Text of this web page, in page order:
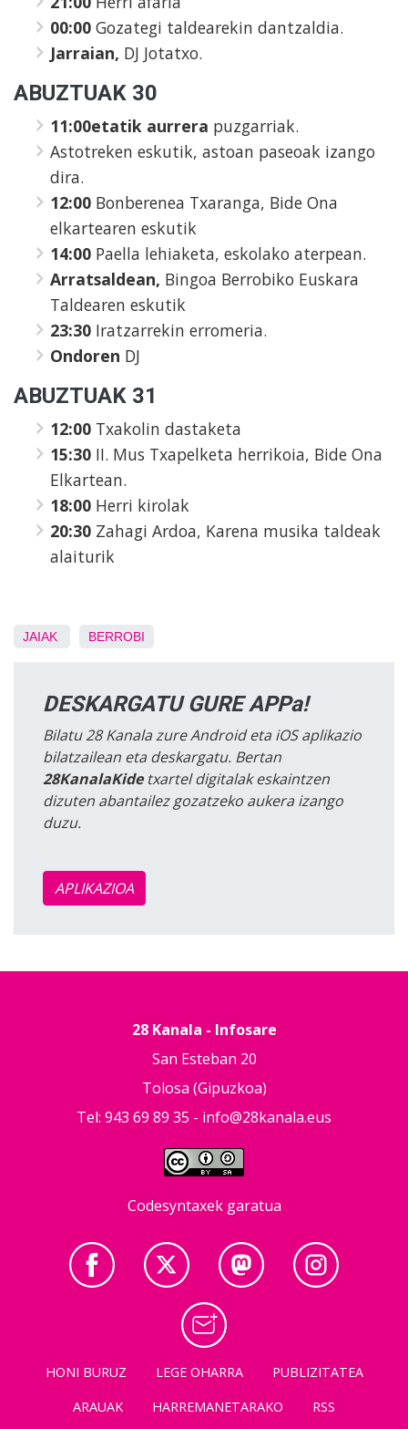
00:00 Gozategi taldearekin dantzaldia.
Jarraian, DJ Jotatxo.
ABUZTUAK 30
11:00etatik aurrera puzgarriak.
Astotreken eskutik, astoan paseoak izango
dira.
12:00 Bonberenea Txaranga, Bide Ona
elkartearen eskutik
14:00 Paella lehiaketa, eskolako aterpean.
Arratsaldean, Bingoa Berrobiko Euskara
Taldearen eskutik
23:30 Iratzarrekin erromeria.
Ondoren DJ
ABUZTUAK 31
12:00 Txakolin dastaketa
15:30 II. Mus Txapelketa herrikoia, Bide Ona
Elkartean.
18:00 Herri kirolak
20:30 Zahagi Ardoa, Karena musika taldeak
alaiturik
JAIAK BERROBI
DESKARGATU GURE APPa!
Bilatu 28 Kanala zure Android eta iOS aplikazio
bilatzailean eta deskargatu. Bertan
28KanalaKidetxartel digitalak eskaintzen
dizuten abantailez gozatzeko aukera izango
duzu.
APLIKAZIOA
28 Kanala - Infosare
San Esteban 20
Tolosa (Gipuzkoa)
Tel: 943 69 89 35 - info@28kanala.eus
Codesyntaxek garatua
HONI BURUZ LEGE OHARRA
PUBLIZITATEA
ARAUAK
HARREMANETARAKO RSS